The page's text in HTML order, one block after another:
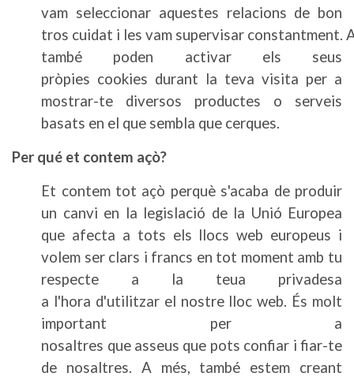
vam seleccionar aquestes relacions de bon
tros cuidat i les vam supervisar constantment.
també poden activar els seus
pròpies cookies durant la teva visita per a
mostrar-te diversos productes o serveis
basats en el que sembla que cerques.
Per qué et contem açò?
Et contem tot açò perquè s'acaba de produir
un canvi en la legislació de la Unió Europea
que afecta a tots els llocs web europeus i
volem ser clars i francs en tot moment amb tu
respecte a la teua privadesa
a l'hora d'utilitzar el nostre lloc web. És molt
important per a
nosaltres que asseus que pots confiar i fiar-te
de nosaltres. A més, també estem creant